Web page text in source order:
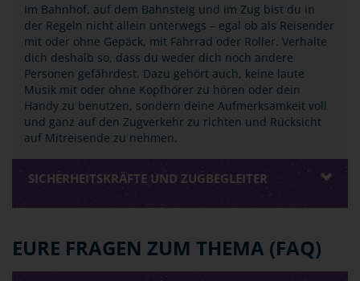
Im Bahnhof, auf dem Bahnsteig und im Zug bist du in
der Regeln nicht allein unterwegs – egal ob als Reisender
mit oder ohne Gepäck, mit Fahrrad oder Roller. Verhalte
dich deshalb so, dass du weder dich noch andere
Personen gefährdest. Dazu gehört auch, keine laute
Musik mit oder ohne Kopfhörer zu hören oder dein
Handy zu benutzen, sondern deine Aufmerksamkeit voll
und ganz auf den Zugverkehr zu richten und Rücksicht
auf Mitreisende zu nehmen.
SICHERHEITSKRÄFTE UND ZUGBEGLEITER
EURE FRAGEN ZUM THEMA (FAQ)